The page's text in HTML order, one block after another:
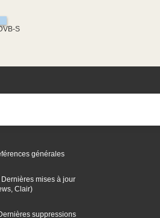
S
générales
Dernières mises à jour
Clair)
suppressions